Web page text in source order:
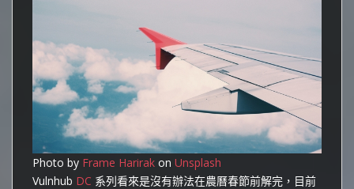
Photo by Frame Harirak on Unsplash
Vulnhub DC 系列看來是沒有辦法在農曆春節前解完，目前